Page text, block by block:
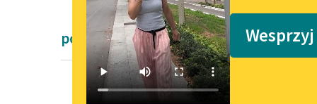
powieści dla dzieci i młodzieży